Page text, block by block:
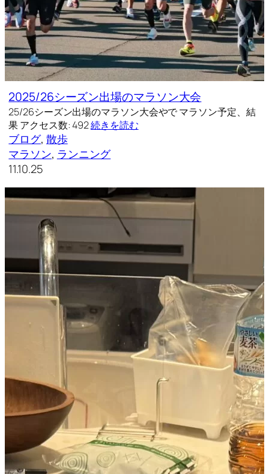
2025/26シーズン出場のマラソン大会
25/26シーズン出場のマラソン大会やで マラソン予定、結
果 アクセス数: 492続きを読む
ブログ, 散歩
マラソン, ランニング
11.10.25